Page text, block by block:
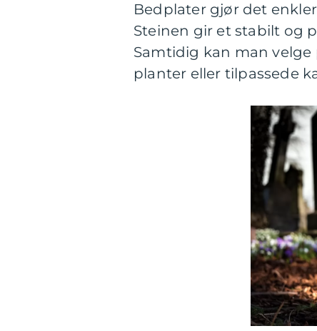
Bedplater gjør det
Steinen gir et stabilt og
Samtidig kan man
planter eller tilpassede